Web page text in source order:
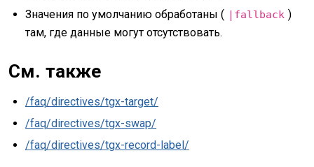
Значения по умолчанию обработаны ( |fallback )
там, где данные могут отсутствовать.
См. также
/faq/directives/tgx-target/
/faq/directives/tgx-swap/
/faq/directives/tgx-record-label/